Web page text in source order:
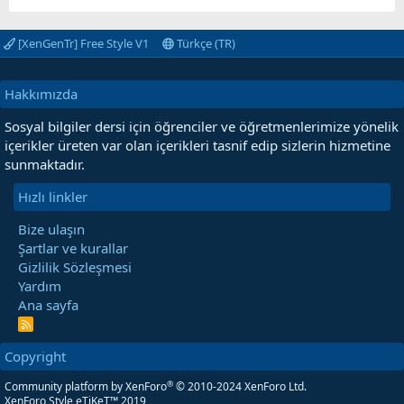
[XenGenTr] Free Style V1 Türkçe (TR)
Hakkımızda
Sosyal bilgiler dersi için öğrenciler ve öğretmenlerimize yönelik
içerikler üreten var olan içerikleri tasnif edip sizlerin hizmetine
sunmaktadır.
Hızlı linkler
Bize ulaşın
Şartlar ve kurallar
Gizlilik Sözleşmesi
Yardım
Ana sayfa
R
S
Copyright
Community platform by XenForo® © 2010-2024 XenForo Ltd.
XenForo Style eTiKeT™ 2019